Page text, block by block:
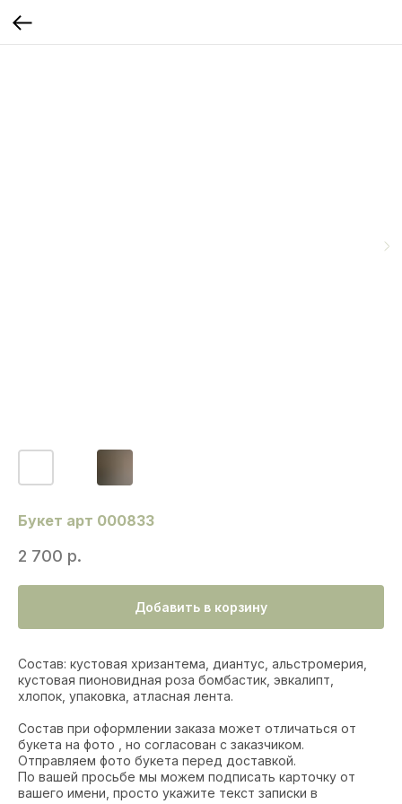
Букет арт 000833
2 700 р.
Добавить в корзину
Состав: кустовая хризантема, диантус, альстромерия,
кустовая пионовидная роза бомбастик, эвкалипт,
хлопок, упаковка, атласная лента.
Состав при оформлении заказа может отличаться от
букета на фото , но согласован с заказчиком.
Отправляем фото букета перед доставкой.
По вашей просьбе мы можем подписать карточку от
вашего имени, просто укажите текст записки в